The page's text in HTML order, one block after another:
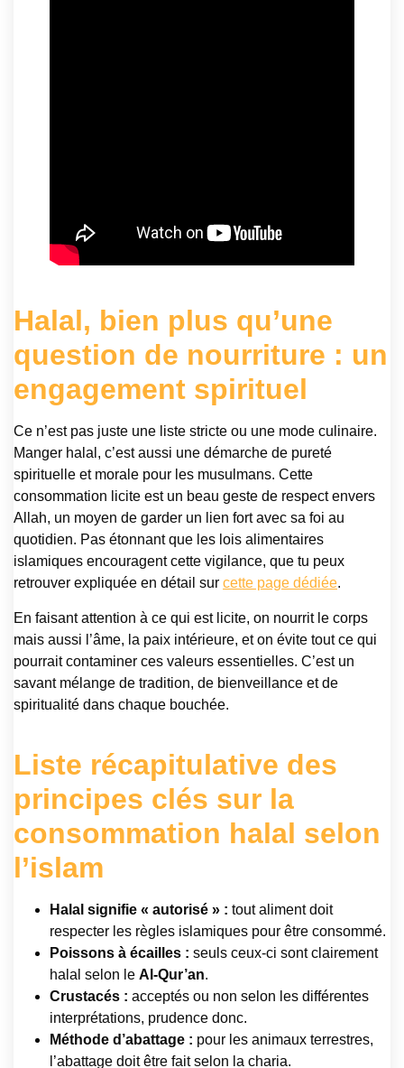
Halal, bien plus qu’une
question de nourriture : un
engagement spirituel
Ce n’est pas juste une liste stricte ou une mode culinaire.
Manger halal, c’est aussi une démarche de pureté
spirituelle et morale pour les musulmans. Cette
consommation licite est un beau geste de respect envers
Allah, un moyen de garder un lien fort avec sa foi au
quotidien. Pas étonnant que les lois alimentaires
islamiques encouragent cette vigilance, que tu peux
retrouver expliquée en détail sur cette page dédiée.
En faisant attention à ce qui est licite, on nourrit le corps
mais aussi l’âme, la paix intérieure, et on évite tout ce qui
pourrait contaminer ces valeurs essentielles. C’est un
savant mélange de tradition, de bienveillance et de
spiritualité dans chaque bouchée.
Liste récapitulative des
principes clés sur la
consommation halal selon
l’islam
Halal signifie « autorisé » : tout aliment doit
respecter les règles islamiques pour être consommé.
Poissons à écailles : seuls ceux-ci sont clairement
halal selon le Al-Qur’an.
Crustacés : acceptés ou non selon les différentes
interprétations, prudence donc.
Méthode d’abattage : pour les animaux terrestres,
l’abattage doit être fait selon la charia.